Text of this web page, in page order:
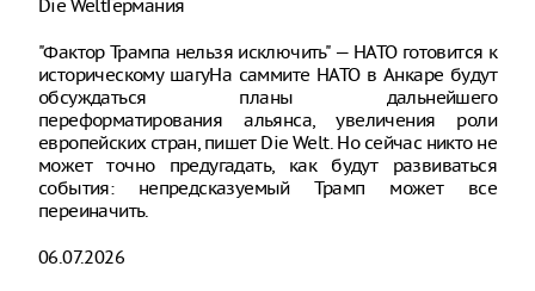
Die WeltГермания
"Фактор Трампа нельзя исключить" — НАТО готовится к
историческому шагуНа саммите НАТО в Анкаре будут
обсуждаться планы дальнейшего
переформатирования альянса, увеличения роли
европейских стран, пишет Die Welt. Но сейчас никто не
может точно предугадать, как будут развиваться
события: непредсказуемый Трамп может все
переиначить.
06.07.2026